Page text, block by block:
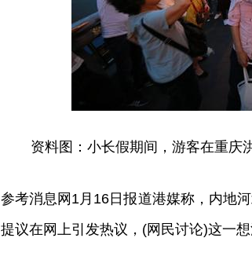
资料图：小长假期间，游客在重庆
参考消息网1月16日报道港媒称，内地
提议在网上引发热议，(网民讨论)这一